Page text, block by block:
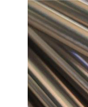
sem costura
Tubos de aço
Tubos de
pressão
Tubo sem
Tubo mecânico